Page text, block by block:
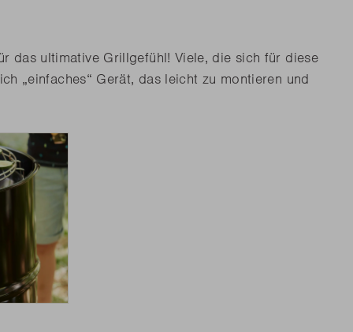
das ultimative Grillgefühl! Viele, die sich für diese
„einfaches“ Gerät, das leicht zu montieren und